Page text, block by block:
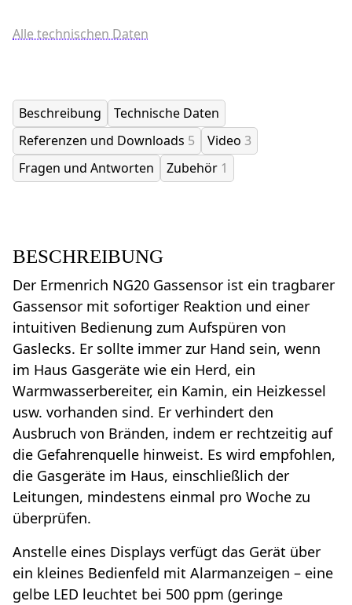
Alle technischen Daten
Beschreibung
Technische Daten
Referenzen und Downloads 5 Video 3
Fragen und Antworten
Zubehör 1
BESCHREIBUNG
Der Ermenrich NG20 Gassensor ist ein tragbarer
Gassensor mit sofortiger Reaktion und einer
intuitiven Bedienung zum Aufspüren von
Gaslecks. Er sollte immer zur Hand sein, wenn
im Haus Gasgeräte wie ein Herd, ein
Warmwasserbereiter, ein Kamin, ein Heizkessel
usw. vorhanden sind. Er verhindert den
Ausbruch von Bränden, indem er rechtzeitig auf
die Gefahrenquelle hinweist. Es wird empfohlen,
die Gasgeräte im Haus, einschließlich der
Leitungen, mindestens einmal pro Woche zu
überprüfen.
Anstelle eines Displays verfügt das Gerät über
ein kleines Bedienfeld mit Alarmanzeigen – eine
gelbe LED leuchtet bei 500 ppm (geringe